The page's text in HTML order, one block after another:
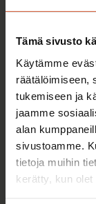
Tämä sivusto
Käytämme
räätälöimiseen,
tukemiseen ja
jaamme
alan
sivustoamme.
tietoja muihin
kerätty, kun
12.10.2018Matti
Sitä saa,
TALOUS JA